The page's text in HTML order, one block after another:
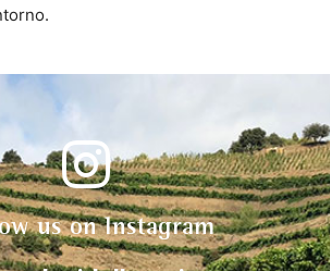
us on Instagram